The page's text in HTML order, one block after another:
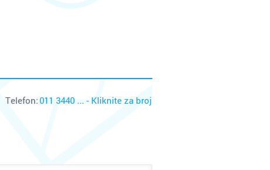
Telefon:011 3440 ... - Kliknite za broj